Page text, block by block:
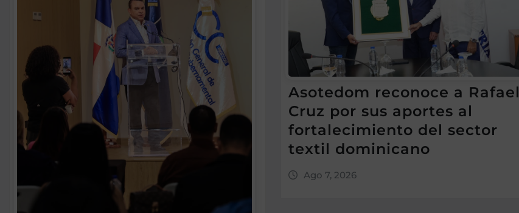
Asotedom reconoce a Rafael
Cruz por sus aportes al
fortalecimiento del sector
textil dominicano
Ago 7, 2026